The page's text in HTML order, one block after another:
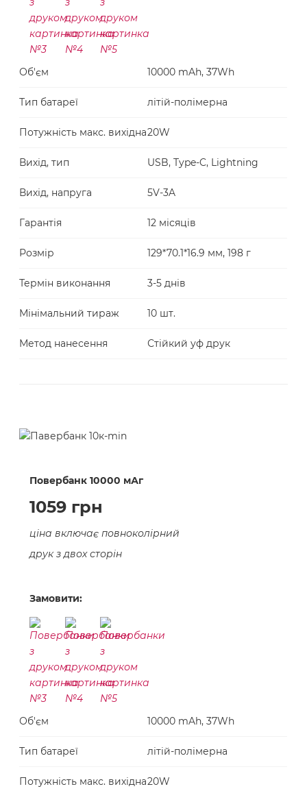
Об'єм 10000 mAh, 37Wh
Тип батареї літій-полімерна
Потужність макс. вихідна20W
Вихід, тип USB, Type-C, Lightning
Вихід, напруга 5V-3A
Гарантія 12 місяців
Розмір 129*70.1*16.9 мм, 198 г
Термін виконання 3-5 днів
Мінімальний тираж 10 шт.
Метод нанесення Стійкий уф друк
Повербанк 10000 мАг
1059 грн
ціна включає повноколірний
друк з двох сторін
Замовити:
Об'єм 10000 mAh, 37Wh
Тип батареї літій-полімерна
Потужність макс. вихідна20W